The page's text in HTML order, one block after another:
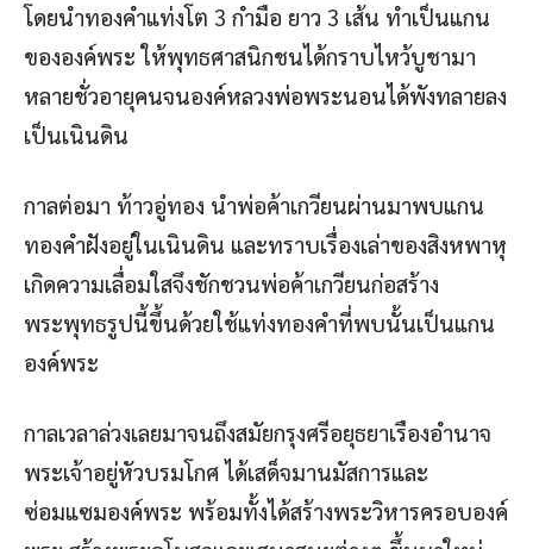
โดยนำทองคำแท่งโต 3 กำมือ ยาว 3 เส้น ทำเป็นแกน
ขององค์พระ ให้พุทธศาสนิกชนได้กราบไหว้บูชามา
หลายชั่วอายุคนจนองค์หลวงพ่อพระนอนได้พังทลายลง
เป็นเนินดิน
กาลต่อมา ท้าวอู่ทอง นำพ่อค้าเกวียนผ่านมาพบแกน
ทองคำฝังอยู่ในเนินดิน และทราบเรื่องเล่าของสิงหพาหุ
เกิดความเลื่อมใสจึงชักชวนพ่อค้าเกวียนก่อสร้าง
พระพุทธรูปนี้ขึ้นด้วยใช้แท่งทองคำที่พบนั้นเป็นแกน
องค์พระ
กาลเวลาล่วงเลยมาจนถึงสมัยกรุงศรีอยุธยาเรืองอำนาจ
พระเจ้าอยู่หัวบรมโกศ ได้เสด็จมานมัสการและ
ซ่อมแซมองค์พระ พร้อมทั้งได้สร้างพระวิหารครอบองค์